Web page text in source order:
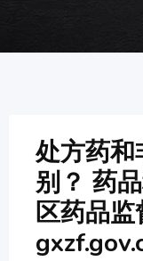
处方药
别？ 药
区药品